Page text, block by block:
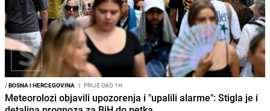
/BOSNA I HERCEGOVINA I PRIJE OKO 1H
Meteorolozi objavili upozorenja i "upalili alarme": Stigla je i